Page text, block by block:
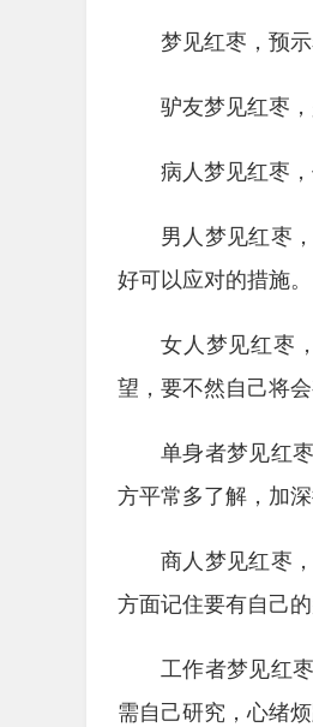
梦见红枣，预
驴友梦见红枣
病人梦见红枣
男人梦见红枣
好可以应对的措施。
女人梦见红枣
望，要不然自己将会
单身者梦见红
方平常多了解，加
商人梦见红枣
方面记住要有自己
工作者梦见红
需自己研究，心绪